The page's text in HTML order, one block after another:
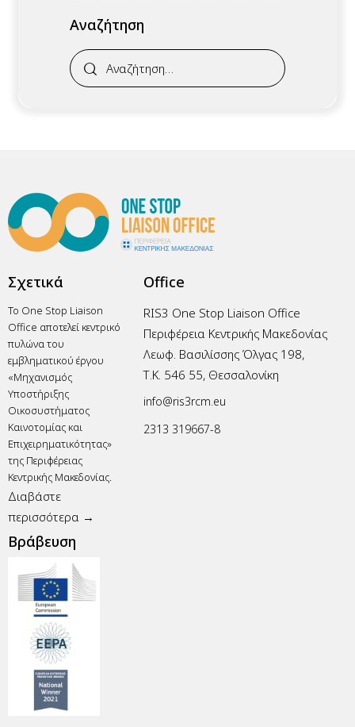
Αναζήτηση
Σχετικά
Το One Stop Liaison
Office αποτελεί κεντρικό
πυλώνα του
εμβληματικού έργου
«Μηχανισμός
Υποστήριξης
Οικοσυστήματος
Καινοτομίας και
Επιχειρηματικότητας»
της Περιφέρειας
Κεντρικής Μακεδονίας.
Διαβάστε
περισσότερα →
Βράβευση
Office
RIS3 One Stop Liaison Office
Περιφέρεια Κεντρικής Μακεδονίας
Λεωφ. Βασιλίσσης Όλγας 198,
Τ.Κ. 546 55, Θεσσαλονίκη
info@ris3rcm.eu
2313 319667-8